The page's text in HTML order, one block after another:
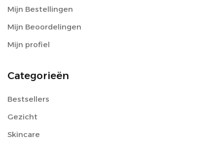
Mijn Bestellingen
Mijn Beoordelingen
Mijn profiel
Categorieën
Bestsellers
Gezicht
Skincare